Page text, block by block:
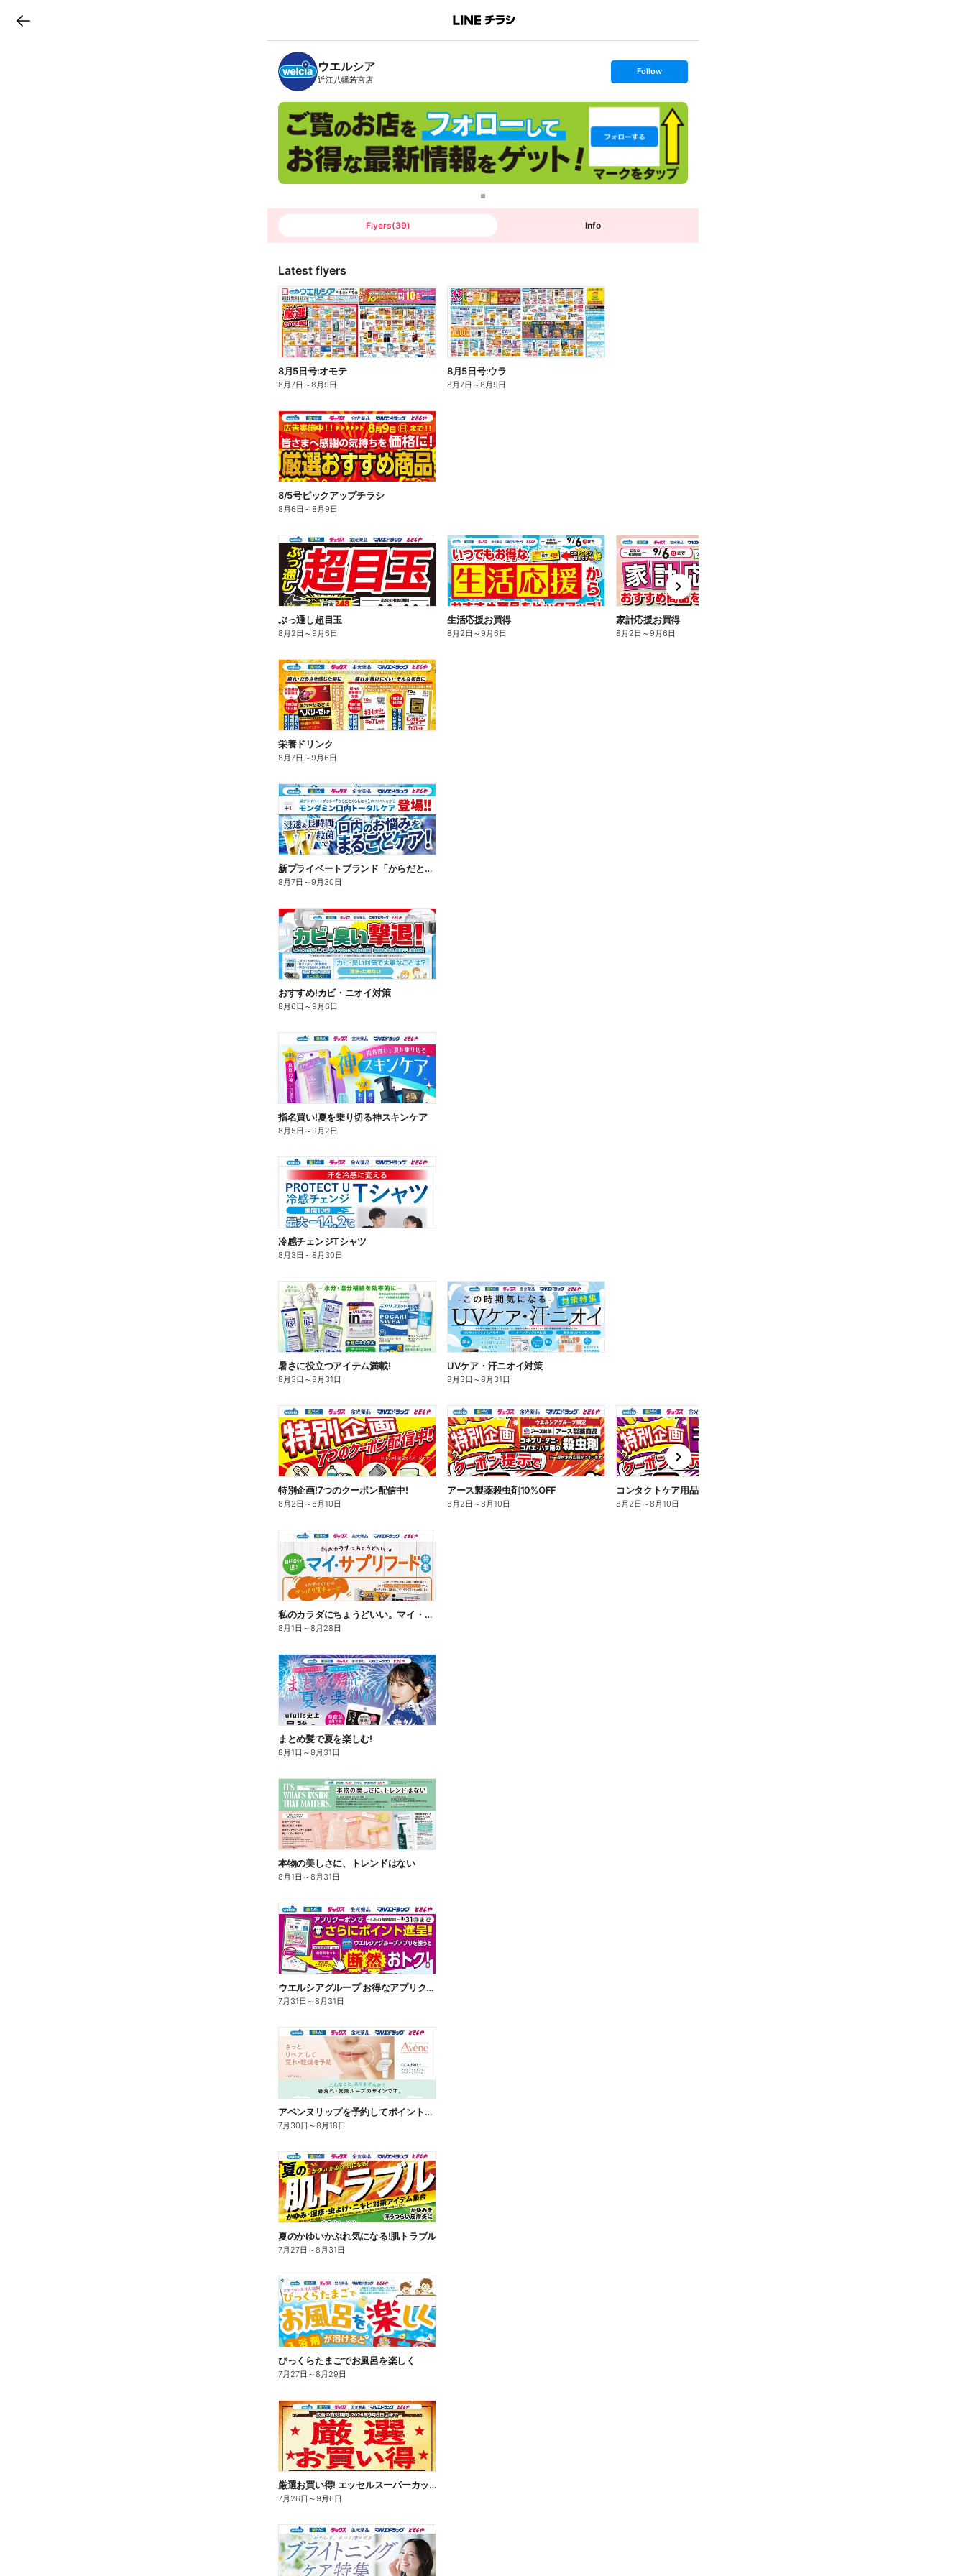
B
n
c
h
T
ウエルシア
近江八幡若宮店
s
t
o
l
o
w
Follow
Flyers(39) Info
Latest flyers
8月5日号:オモテ
8月7日 ～8月9日
8月5日号:ウラ
8月7日 ～8月9日
8/5号ピックアップチラシ
8月6日 ～8月9日
ぶっ通し超目玉
8月2日 ～9月6日
生活応援お買得
8月2日 ～9月6日
家計応援お買得
8月2日 ～9月6日
n
e
x
t
栄養ドリンク
8月7日 ～9月6日
新プライベートブランド「からだとくらしに+1(プラスワン)」よりモンダミン口内トータルケア登場!
8月7日 ～9月30日
おすすめ!カビ・ニオイ対策
8月6日 ～9月6日
指名買い!夏を乗り切る神スキンケア
8月5日 ～9月2日
冷感チェンジTシャツ
8月3日 ～8月30日
暑さに役立つアイテム満載!
8月3日 ～8月31日
UVケア・汗ニオイ対策
8月3日 ～8月31日
特別企画!7つのクーポン配信中!
8月2日 ～8月10日
アース製薬殺虫剤10%OFF
8月2日 ～8月10日
コンタクトケア用品10%OFF
8月2日 ～8月10日
n
e
x
t
私のカラダにちょうどいい。マイ・サプリフード
8月1日 ～8月28日
まとめ髪で夏を楽しむ!
8月1日 ～8月31日
本物の美しさに、トレンドはない
8月1日 ～8月31日
ウエルシアグループ お得なアプリクーポン
7月31日 ～8月31日
アベンヌリップを予約してポイントゲット!
7月30日 ～8月18日
夏のかゆいかぶれ気になる!肌トラブル
7月27日 ～8月31日
びっくらたまごでお風呂を楽しく
7月27日 ～8月29日
厳選お買い得! エッセルスーパーカップ
7月26日 ～9月6日